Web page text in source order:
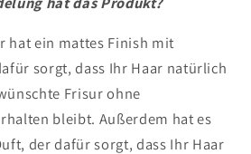
hat ein mattes Finish mit
sorgt, dass Ihr Haar natürlich
Frisur ohne
bleibt. Außerdem hat es
der dafür sorgt, dass Ihr Haar